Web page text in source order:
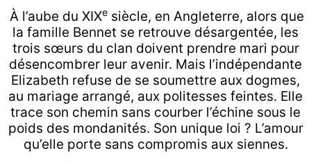
À l’aube du XIXe siècle, en Angleterre, alors que
la famille Bennet se retrouve désargentée, les
trois sœurs du clan doivent prendre mari pour
désencombrer leur avenir. Mais l’indépendante
Elizabeth refuse de se soumettre aux dogmes,
au mariage arrangé, aux politesses feintes. Elle
trace son chemin sans courber l’échine sous le
poids des mondanités. Son unique loi ? L’amour
qu’elle porte sans compromis aux siennes.